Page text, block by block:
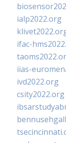
ialp2022.org
ifac-
iias-
ivd2022.org
csity2022.org